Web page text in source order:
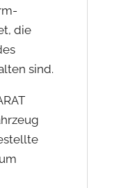
die
sind.